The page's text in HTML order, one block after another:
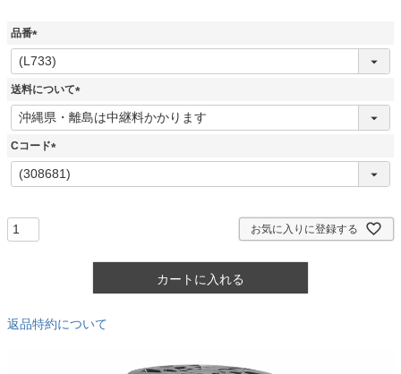
品番
(
必
須
送料について
(
必
Cコード
(
必
お気に入りに登録する
カートに入れる
返品特約について